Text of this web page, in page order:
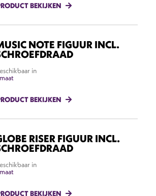
BEKIJKEN
NOTE FIGUUR INCL.
in
BEKIJKEN
RISER FIGUUR INCL.
in
BEKIJKEN